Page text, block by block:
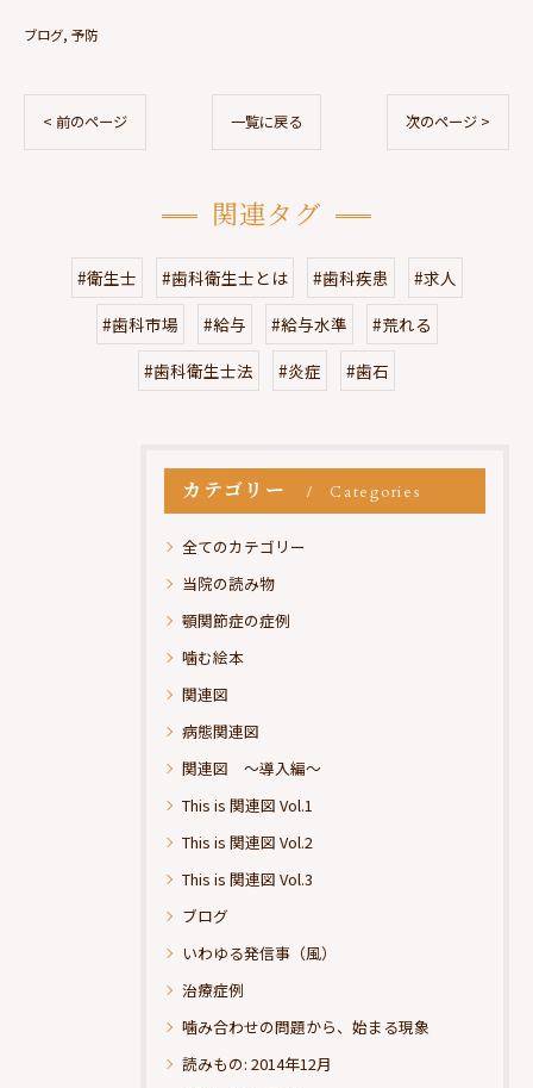
ブログ 予防
< 前のページ 一覧に戻る 次のページ >
関連タグ
#衛生士 #歯科衛生士とは #歯科疾患
#求人
#歯科市場
#給与 #給与水準
#荒れる
#歯科衛生士法
#炎症 #歯石
カテゴリー Categories
全てのカテゴリー
当院の読み物
顎関節症の症例
噛む絵本
関連図
病態関連図
関連図 ～導入編～
This is 関連図 Vol.1
This is 関連図 Vol.2
This is 関連図 Vol.3
ブログ
いわゆる発信事（風）
治療症例
噛み合わせの問題から、始まる現象
読みもの: 2014年12月